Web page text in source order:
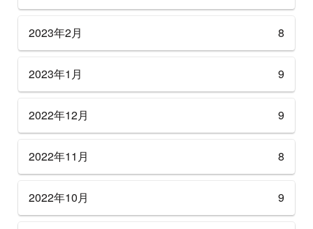
2023年2月 8
2023年1月 9
2022年12月 9
2022年11月 8
2022年10月 9